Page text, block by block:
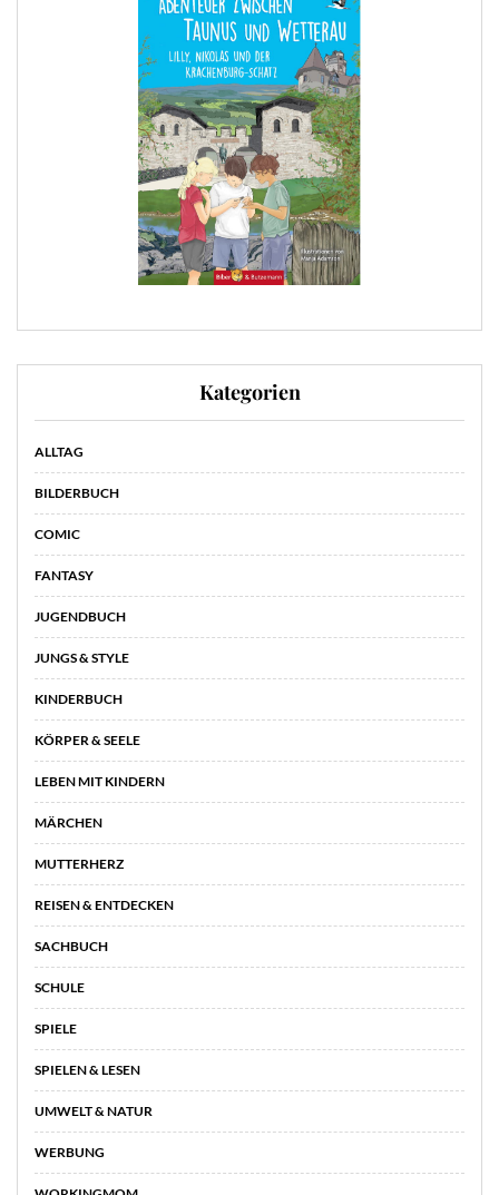
Kategorien
ALLTAG
BILDERBUCH
COMIC
FANTASY
JUGENDBUCH
JUNGS & STYLE
KINDERBUCH
KÖRPER & SEELE
LEBEN MIT KINDERN
MÄRCHEN
MUTTERHERZ
REISEN & ENTDECKEN
SACHBUCH
SCHULE
SPIELE
SPIELEN & LESEN
UMWELT & NATUR
WERBUNG